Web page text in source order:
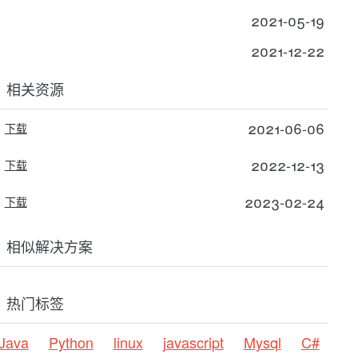
2021-05-19
2021-12-22
相关资源
下载 2021-06-06
下载 2022-12-13
下载 2023-02-24
相似解决方案
热门标签
Python linux javascript Mysql C#